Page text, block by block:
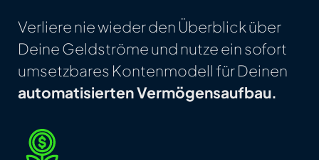
Verliere nie wieder den Überblick über
Deine Geldströme und nutze ein sofort
umsetzbares Kontenmodell für Deinen
automatisierten Vermögensaufbau.